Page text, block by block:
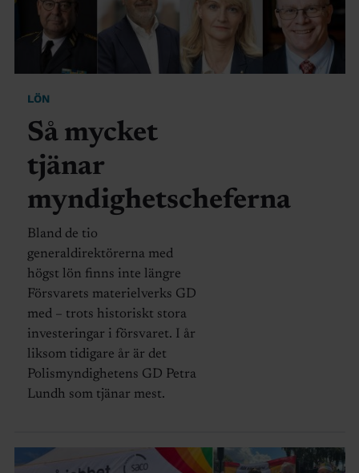
LÖN
Så mycket
tjänar
myndighetscheferna
Bland de tio
generaldirektörerna med
högst lön finns inte längre
Försvarets materielverks GD
med – trots historiskt stora
investeringar i försvaret. I år
liksom tidigare år är det
Polismyndighetens GD Petra
Lundh som tjänar mest.